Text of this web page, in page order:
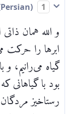
1
و الله همان
ابرها را
گیاه
بود با
رستاخیز